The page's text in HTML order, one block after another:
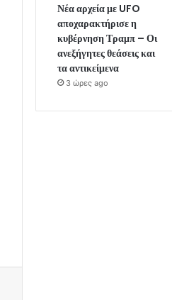
Νέα αρχεία με UFO
αποχαρακτήρισε η
κυβέρνηση Τραμπ – Οι
ανεξήγητες θεάσεις και
τα αντικείμενα
3 ώρες ago